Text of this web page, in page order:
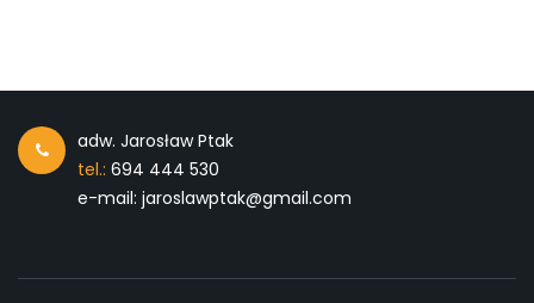
adw. Jarosław Ptak
tel.: 694 444 530
e-mail: jaroslawptak@gmail.com